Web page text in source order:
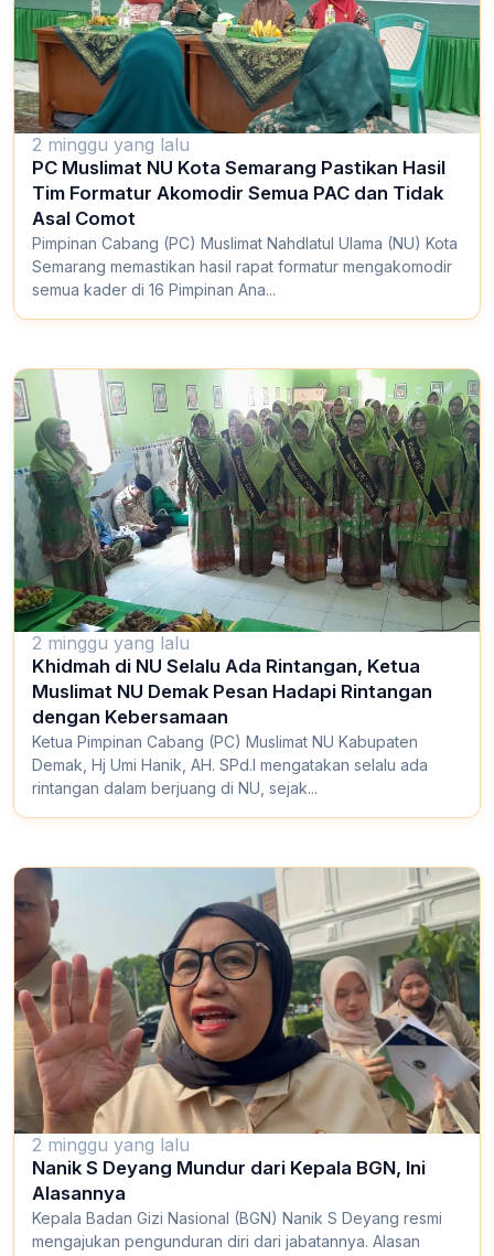
2 minggu yang lalu
PC Muslimat NU Kota Semarang Pastikan Hasil
Tim Formatur Akomodir Semua PAC dan Tidak
Asal Comot
Pimpinan Cabang (PC) Muslimat Nahdlatul Ulama (NU) Kota
Semarang memastikan hasil rapat formatur mengakomodir
semua kader di 16 Pimpinan Ana...
2 minggu yang lalu
Khidmah di NU Selalu Ada Rintangan, Ketua
Muslimat NU Demak Pesan Hadapi Rintangan
dengan Kebersamaan
Ketua Pimpinan Cabang (PC) Muslimat NU Kabupaten
Demak, Hj Umi Hanik, AH. SPd.I mengatakan selalu ada
rintangan dalam berjuang di NU, sejak...
2 minggu yang lalu
Nanik S Deyang Mundur dari Kepala BGN, Ini
Alasannya
Kepala Badan Gizi Nasional (BGN) Nanik S Deyang resmi
mengajukan pengunduran diri dari jabatannya. Alasan